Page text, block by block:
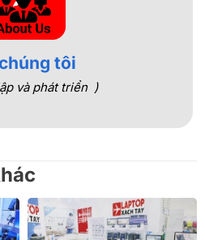
tôi
và phát triển )